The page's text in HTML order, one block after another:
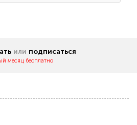
или подписаться
месяц бесплатно